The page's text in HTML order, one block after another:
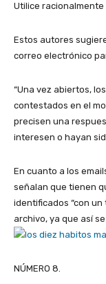
Utilice
Estos autores
correo electrónico
“Una vez abiertos,
contestados en el
precisen una
interesen o hayan
En cuanto a los
señalan que tienen
identificados “con
archivo, ya que así
NÚMERO 8.